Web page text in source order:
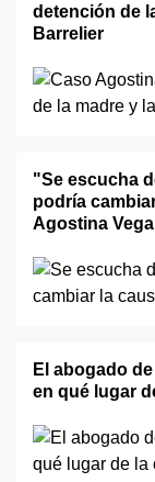
detención de
Barrelier
"Se escucha
podría
Agostina Vega
El abogado
en qué lugar